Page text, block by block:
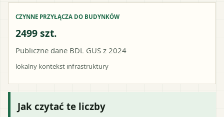
CZYNNE PRZYŁĄCZA DO BUDYNKÓW
2499 szt.
Publiczne dane BDL GUS z 2024
lokalny kontekst infrastruktury
Jak czytać te liczby